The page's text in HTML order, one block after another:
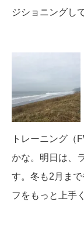
ジショニングし
トレーニング（
かな。明日は、
す。冬も2月ま
フをもっと上手